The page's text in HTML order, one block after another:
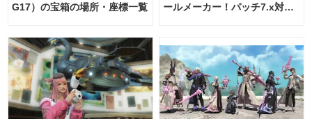
G17）の宝箱の場所・座標一覧
ールメーカー！パッチ7.x対応